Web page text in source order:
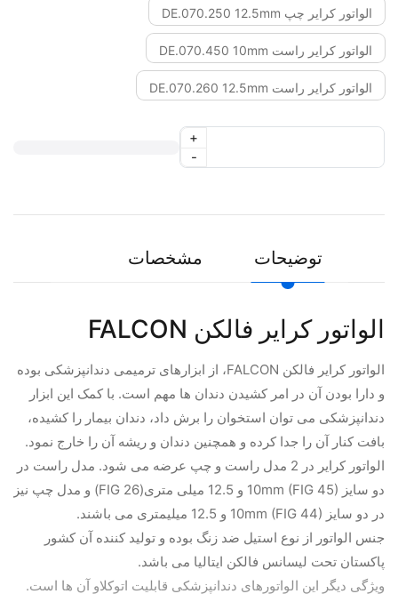
الواتور کرایر چپ DE.070.250 12.5mm
الواتور کرایر راست DE.070.450 10mm
الواتور کرایر راست DE.070.260 12.5mm
-
+
توضیحات مشخصات
الواتور کرایر فالکن FALCON
الواتور کرایر فالکن FALCON، از ابزارهای ترمیمی دندانپزشکی بوده
و دارا بودن آن در امر کشیدن دندان ها مهم است. با کمک این ابزار
دندانپزشکی می توان استخوان را برش داد، دندان بیمار را کشیده،
بافت کنار آن را جدا کرده و همچنین دندان و ریشه آن را خارج نمود.
الواتور کرایر در 2 مدل راست و چپ عرضه می شود. مدل راست در
دو سایز 10mm (FIG 45) و 12.5 میلی متری(FIG 26) و مدل چپ نیز
در دو سایز 10mm (FIG 44) و 12.5 میلیمتری می باشند.
جنس الواتور از نوع استیل ضد زنگ بوده و تولید کننده آن کشور
پاکستان تحت لیسانس فالکن ایتالیا می باشد.
ویژگی دیگر این الواتورهای دندانپزشکی قابلیت اتوکلاو آن ها است.